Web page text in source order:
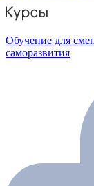
Обучение для
саморазвития